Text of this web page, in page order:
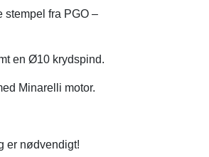
fra PGO –
en Ø10 krydspind.
Minarelli motor.
er nødvendigt!